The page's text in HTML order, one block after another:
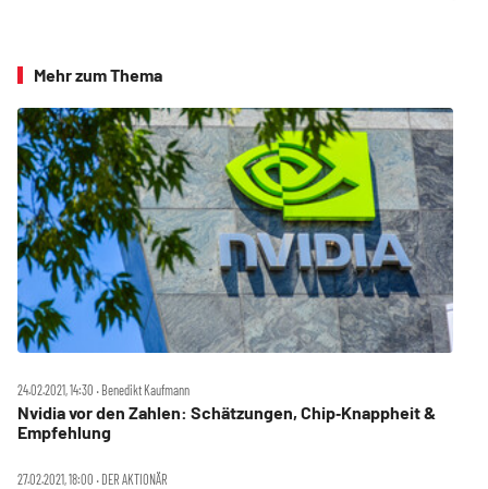
Mehr zum Thema
24.02.2021, 14:30 ‧ Benedikt Kaufmann
Nvidia vor den Zahlen: Schätzungen, Chip‑Knappheit &
Empfehlung
27.02.2021, 18:00 ‧ DER AKTIONÄR